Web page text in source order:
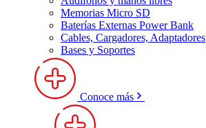
Memorias Micro SD
Baterías Externas Power Bank
Cables, Cargadores, Adaptadores
Bases y Soportes
Conoce más